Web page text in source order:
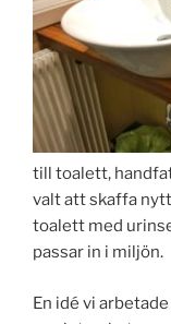
till toalett,
valt att skaffa
toalett med
passar in i miljön.
En idé vi